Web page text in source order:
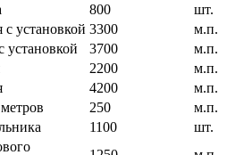
800
шт.
установкой 3300
м.п.
установкой
3700
м.п.
2200
м.п.
4200
м.п.
250
м.п.
1100
шт.